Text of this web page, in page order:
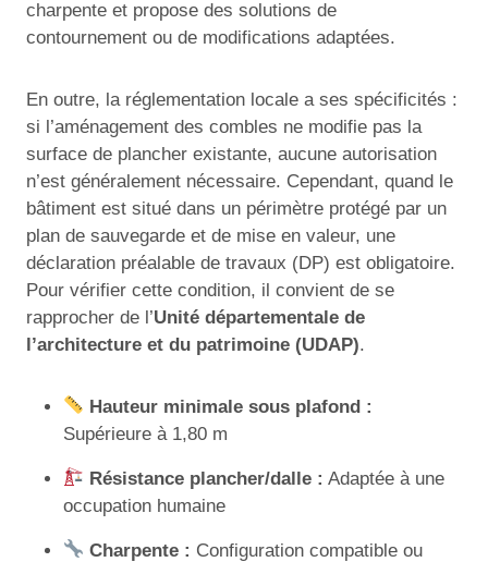
charpente et propose des solutions de
contournement ou de modifications adaptées.
En outre, la réglementation locale a ses spécificités :
si l’aménagement des combles ne modifie pas la
surface de plancher existante, aucune autorisation
n’est généralement nécessaire. Cependant, quand le
bâtiment est situé dans un périmètre protégé par un
plan de sauvegarde et de mise en valeur, une
déclaration préalable de travaux (DP) est obligatoire.
Pour vérifier cette condition, il convient de se
rapprocher de l’Unité départementale de
l’architecture et du patrimoine (UDAP).
Hauteur minimale sous plafond :
Supérieure à 1,80 m
Résistance plancher/dalle : Adaptée à une
occupation humaine
Charpente : Configuration compatible ou